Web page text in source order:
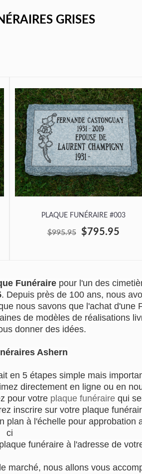
GRISES
PLAQUE FUNÉRAIRE #003
$995.95 $795.95
Funéraire pour l'un des
. Depuis près de 100 ans, nous
nous savons que l'achat d'une
de modèles de réalisations
donner des idées.
Ashern
en 5 étapes simple mais
directement en ligne ou en
pour votre plaque funérairequi
inscrire sur votre plaque
à l'échelle pour approbation
ci
funéraire à l'adresse de
marché, nous allons vous